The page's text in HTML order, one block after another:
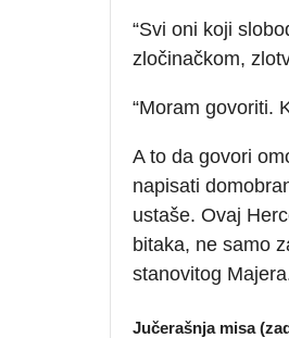
“Svi oni koji
zločinačkom,
“Moram govoriti.
A to da govori
napisati
ustaše. Ovaj
bitaka, ne samo
stanovitog
Jučerašnja misa